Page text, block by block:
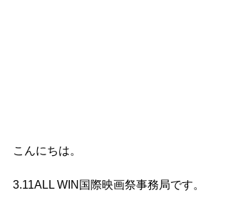
こんにちは。
3.11ALL WIN国際映画祭事務局です。